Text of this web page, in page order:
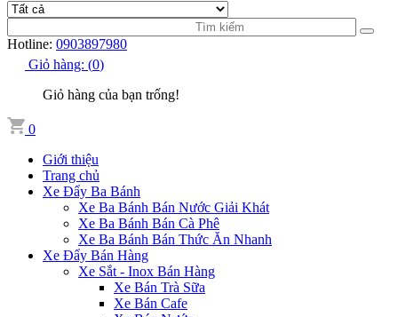
Hotline: 0903897980
Giỏ hàng: (0)
Giỏ hàng của bạn trống!
0
Giới thiệu
Trang chủ
Xe Đẩy Ba Bánh
Xe Ba Bánh Bán Nước Giải Khát
Xe Ba Bánh Bán Cà Phê
Xe Ba Bánh Bán Thức Ăn Nhanh
Xe Đẩy Bán Hàng
Xe Sắt - Inox Bán Hàng
Xe Bán Trà Sữa
Xe Bán Cafe